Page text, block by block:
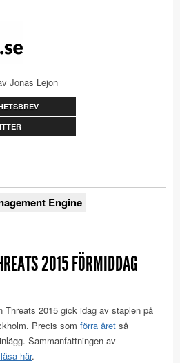
Jonas Lejon
Engine
2015 FÖRMIDDAG
Threats 2015 gick idag av staplen på
Precis som förra året så
Sammanfattningen av
läsa här.